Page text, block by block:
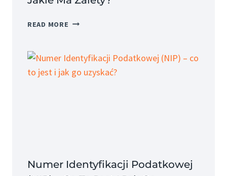
READ MORE LEASING
CO
JEST
Numer Identyfikacji Podatkowej